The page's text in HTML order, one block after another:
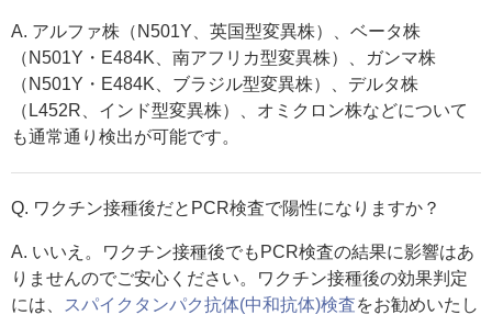
A. アルファ株（N501Y、英国型変異株）、ベータ株
（N501Y・E484K、南アフリカ型変異株）、ガンマ株
（N501Y・E484K、ブラジル型変異株）、デルタ株
（L452R、インド型変異株）、オミクロン株などについて
も通常通り検出が可能です。
Q. ワクチン接種後だとPCR検査で陽性になりますか？
A. いいえ。ワクチン接種後でもPCR検査の結果に影響はあ
りませんのでご安心ください。ワクチン接種後の効果判定
には、
スパイクタンパク抗体(中和抗体)検査をお勧めいたし